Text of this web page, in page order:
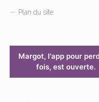
Plan du site
Margot, l'app pour
fois, est ouverte.